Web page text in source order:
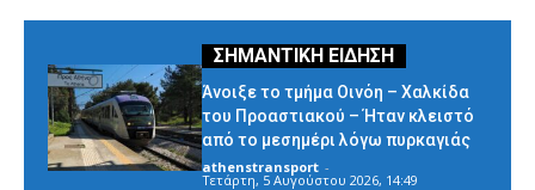
Άνοιξε το τμήμα Οινόη – Χαλκίδα
του Προαστιακού – Ήταν κλειστό
από το μεσημέρι λόγω πυρκαγιάς
athenstransport -
Τετάρτη, 5 Αυγούστου 2026, 14:49